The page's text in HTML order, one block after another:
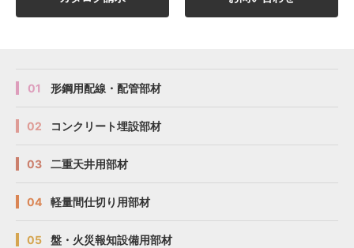
01 形鋼用配線・配管部材
02 コンクリート埋設部材
03 二重天井用部材
04 軽量間仕切り用部材
05 盤・火災報知設備用部材